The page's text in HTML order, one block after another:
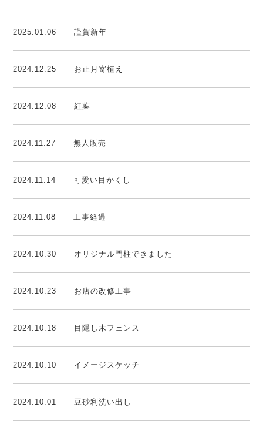
2025.01.06 謹賀新年
2024.12.25 お正月寄植え
2024.12.08 紅葉
2024.11.27 無人販売
2024.11.14 可愛い目かくし
2024.11.08 工事経過
2024.10.30 オリジナル門柱できました
2024.10.23 お店の改修工事
2024.10.18 目隠し木フェンス
2024.10.10 イメージスケッチ
2024.10.01 豆砂利洗い出し